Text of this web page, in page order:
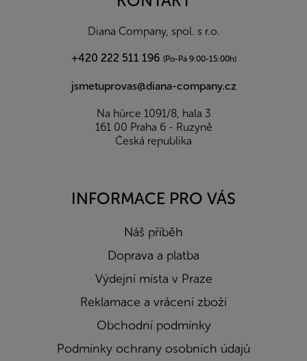
Diana Company, spol. s r.o.
+420 222 511 196 (Po-Pá 9:00-15:00h)
jsmetuprovas@diana-company.cz
Na hůrce 1091/8, hala 3
161 00 Praha 6 - Ruzyně
Česká republika
INFORMACE PRO VÁS
Náš příběh
Doprava a platba
Výdejní místa v Praze
Reklamace a vrácení zboží
Obchodní podmínky
Podmínky ochrany osobních údajů